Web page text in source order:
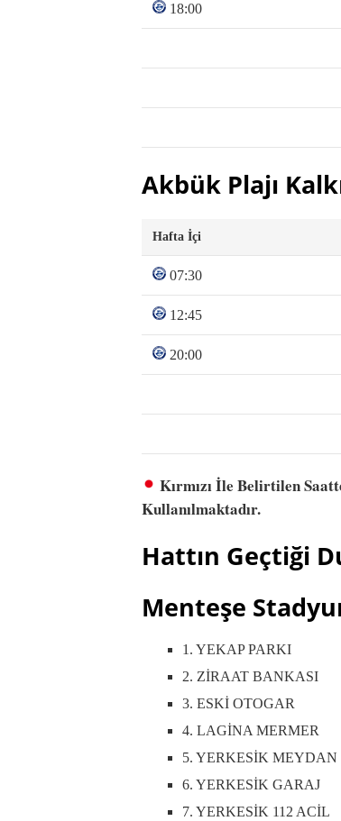
18:00
Akbük Plajı
Hafta İçi
07:30
12:45
20:00
Kırmızı İle Belirtilen
Kullanılmaktadır.
Hattın Geçtiği
Menteşe
1. YEKAP PARKI
2. ZİRAAT BANKASI
3. ESKİ OTOGAR
4. LAGİNA MERMER
5. YERKESİK MEYDAN
6. YERKESİK GARAJ
7. YERKESİK 112 ACİL